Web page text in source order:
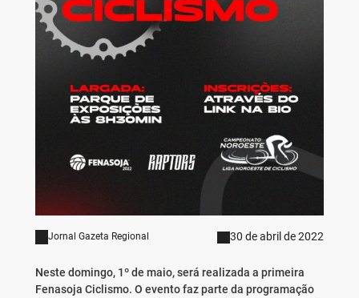
Jornal Gazeta Regional 30 de abril de 2022
Neste domingo, 1º de maio, será realizada a primeira
Fenasoja Ciclismo. O evento faz parte da programação